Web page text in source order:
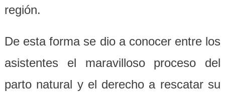
región.
De esta forma se dio a conocer entre los
asistentes el maravilloso proceso del
parto natural y el derecho a rescatar su